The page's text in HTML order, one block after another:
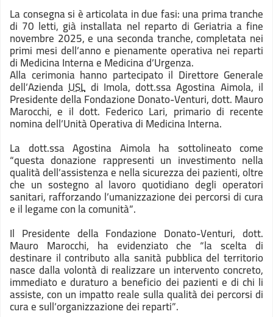
La consegna si è articolata in due fasi: una prima tranche
di 70 letti, già installata nel reparto di Geriatria a fine
novembre 2025, e una seconda tranche, completata nei
primi mesi dell’anno e pienamente operativa nei reparti
di Medicina Interna e Medicina d’Urgenza.
Alla cerimonia hanno partecipato il Direttore Generale
dell’AziendaUSL di Imola, dott.ssa Agostina Aimola, il
Presidente della Fondazione Donato-Venturi, dott. Mauro
Marocchi, e il dott. Federico Lari, primario di recente
nomina dell’Unità Operativa di Medicina Interna.
La dott.ssa Agostina Aimola ha sottolineato come
“questa donazione rappresenti un investimento nella
qualità dell’assistenza e nella sicurezza dei pazienti, oltre
che un sostegno al lavoro quotidiano degli operatori
sanitari, rafforzando l’umanizzazione dei percorsi di cura
e il legame con la comunità”.
Il Presidente della Fondazione Donato-Venturi, dott.
Mauro Marocchi, ha evidenziato che “la scelta di
destinare il contributo alla sanità pubblica del territorio
nasce dalla volontà di realizzare un intervento concreto,
immediato e duraturo a beneficio dei pazienti e di chi li
assiste, con un impatto reale sulla qualità dei percorsi di
cura e sull’organizzazione dei reparti”.